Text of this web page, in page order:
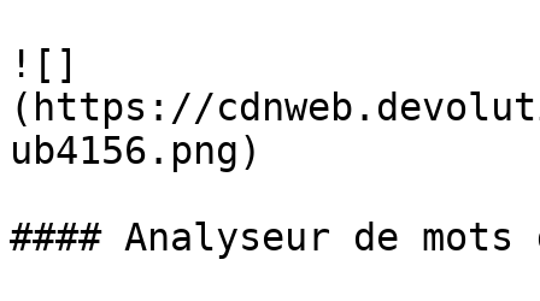
![]
(https://
ub4156.png)
#### Analyseur de mots